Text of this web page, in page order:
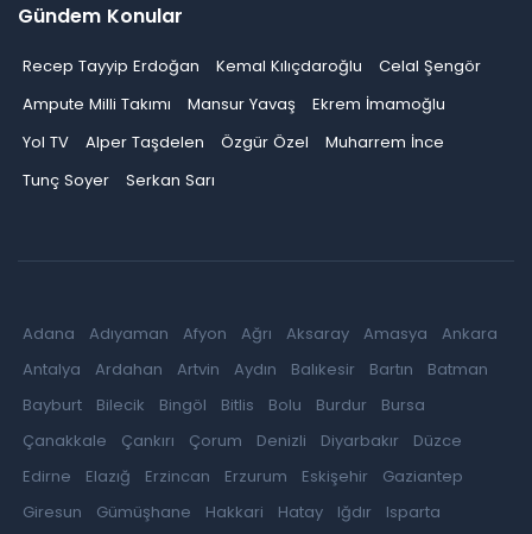
Gündem Konular
Recep Tayyip Erdoğan Kemal Kılıçdaroğlu
Celal Şengör
Ampute Milli Takımı
Mansur Yavaş
Ekrem İmamoğlu
Yol TV
Alper Taşdelen Özgür Özel
Muharrem İnce
Tunç Soyer
Serkan Sarı
Adana Adıyaman Afyon Ağrı Aksaray Amasya
Ankara
Antalya
Ardahan Artvin Aydın Balıkesir Bartın
Batman
Bayburt
Bilecik Bingöl Bitlis Bolu Burdur
Bursa
Çanakkale
Çankırı Çorum Denizli Diyarbakır
Düzce
Edirne
Elazığ Erzincan Erzurum Eskişehir
Gaziantep
Giresun
Gümüşhane Hakkari Hatay Iğdır
Isparta